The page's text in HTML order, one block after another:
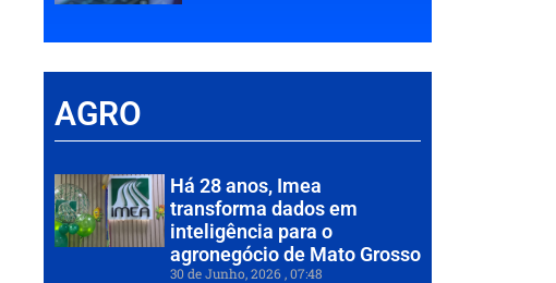
AGRO
Há 28 anos, Imea
transforma dados em
inteligência para o
agronegócio de Mato Grosso
30 de Junho, 2026 07:48